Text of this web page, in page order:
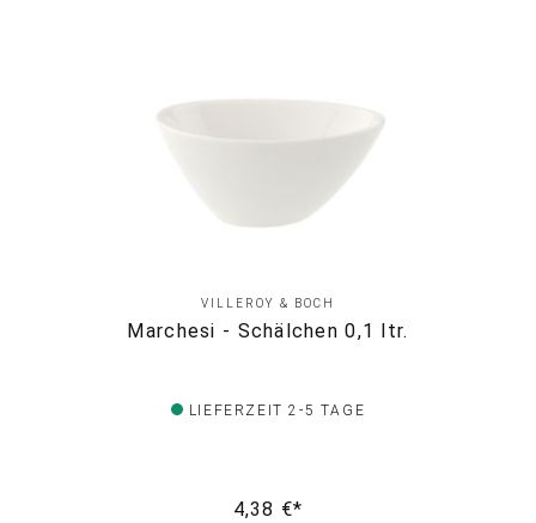
VILLEROY & BOCH
Marchesi - Schälchen 0,1 ltr.
LIEFERZEIT 2-5 TAGE
4,38 €*